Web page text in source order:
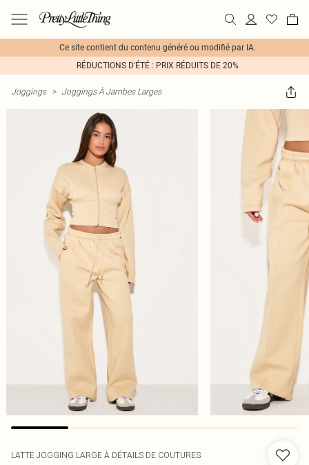
Ce site contient du contenu généré ou modifié par IA.
RÉDUCTIONS D'ÉTÉ : PRIX RÉDUITS DE 20%
Joggings > Joggings À Jambes Larges
LATTE JOGGING LARGE À DÉTAILS DE COUTURES